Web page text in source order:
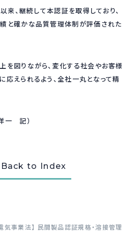
来、継続して本認証を取得しており、
と確かな品質管理体制が評価された
を図りながら、変化する社会やお客様
応えられるよう、全社一丸となって精
一 記）
Back to Index
気事業法】 民間製品認証規格・溶接管理